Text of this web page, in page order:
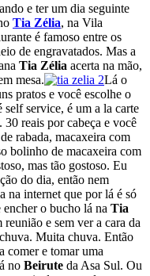
e ter um dia seguinte
Tia Zélia, na Vila
é famoso entre os
de engravatados. Mas a
Tia Zélia acerta na mão,
mesa.
Lá o
pratos e você escolhe o
service, é um a la carte
30 reais por cabeça e você
rabada, macaxeira com
bolinho de macaxeira com
mas tão gostoso. Eu
do dia, então nem
na internet que por lá é só
o bucho lá na Tia
e sem ver a cara da
Muita chuva. Então
comer e tomar uma
no Beirute da Asa Sul. Ou